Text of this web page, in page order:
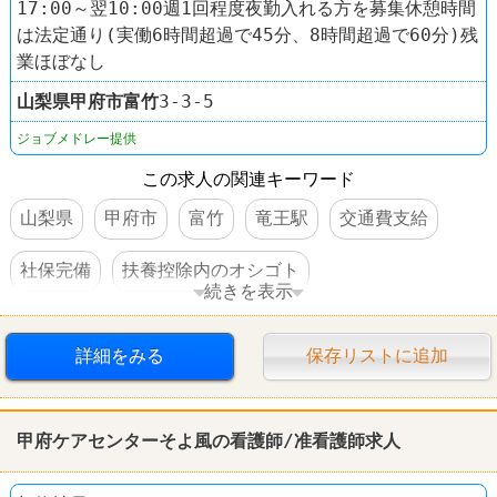
17:00～翌10:00週1回程度夜勤入れる方を募集休憩時間
は法定通り(実働6時間超過で45分、8時間超過で60分)残
業ほぼなし
山梨県甲府市富竹3-3-5
ジョブメドレー提供
この求人の関連キーワード
山梨県
甲府市 富竹 竜王駅 交通費支給
社保完備 扶養控除内のオシゴト
車・バイク通勤可
続きを表示
詳細をみる 保存リストに追加
甲府ケアセンターそよ風の看護師/准看護師求人